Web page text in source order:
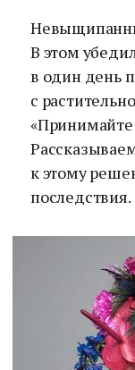
В этом
в один день
с
«Принимайте
к этому
последствия.